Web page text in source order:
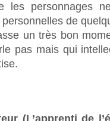
les personnages
de
un très bon
pas mais qui
(L’apprenti de